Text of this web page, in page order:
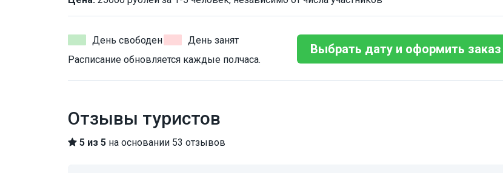
День свободен
День занят
Расписание обновляется каждые полчаса.
Выбрать дату и оформить заказ
Отзывы туристов
5 из 5 на основании 53 отзывов